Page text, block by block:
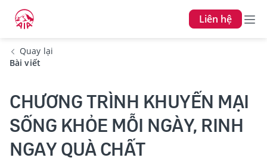
Liên hệ
Quay lại
Bài viết
CHƯƠNG TRÌNH KHUYẾN MẠI
SỐNG KHỎE MỖI NGÀY, RINH
NGAY QUÀ CHẤT